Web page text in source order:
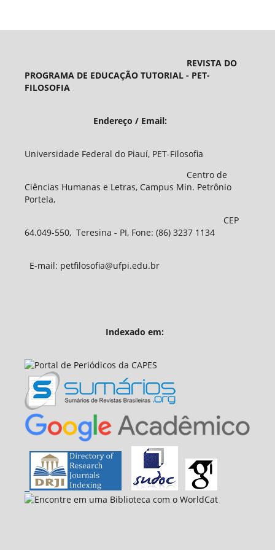
REVISTA DO
PROGRAMA DE EDUCAÇÃO TUTORIAL - PET-
FILOSOFIA
Endereço / Email:
Universidade Federal do Piauí, PET-Filosofia
Centro de
Ciências Humanas e Letras, Campus Min. Petrônio
Portela,
CEP
64.049-550, Teresina - PI, Fone: (86) 3237 1134
E-mail: petfilosofia@ufpi.edu.br
Indexado em: